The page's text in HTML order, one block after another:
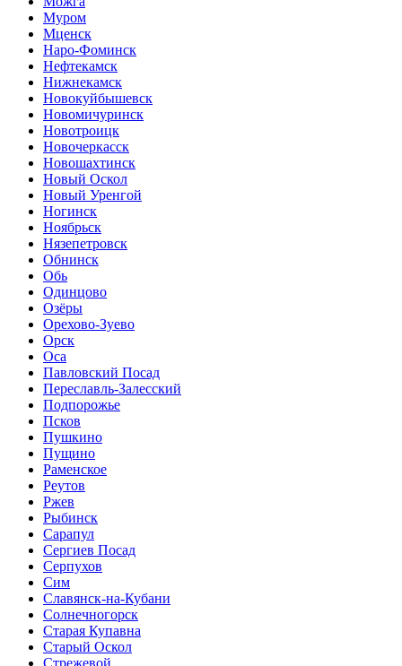
Муром
Мценск
Наро-Фоминск
Нефтекамск
Нижнекамск
Новокуйбышевск
Новомичуринск
Новотроицк
Новочеркасск
Новошахтинск
Новый Оскол
Новый Уренгой
Ногинск
Ноябрьск
Нязепетровск
Обнинск
Обь
Одинцово
Озёры
Орехово-Зуево
Орск
Оса
Павловский Посад
Переславль-Залесский
Подпорожье
Псков
Пушкино
Пущино
Раменское
Реутов
Ржев
Рыбинск
Сарапул
Сергиев Посад
Серпухов
Сим
Славянск-на-Кубани
Солнечногорск
Старая Купавна
Старый Оскол
Стрежевой